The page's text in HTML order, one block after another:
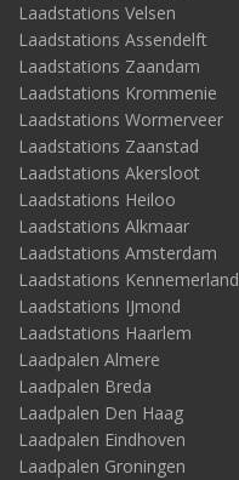
Laadstations Velsen
Laadstations Assendelft
Laadstations Zaandam
Laadstations Krommenie
Laadstations Wormerveer
Laadstations Zaanstad
Laadstations Akersloot
Laadstations Heiloo
Laadstations Alkmaar
Laadstations Amsterdam
Laadstations Kennemerland
Laadstations IJmond
Laadstations Haarlem
Laadpalen Almere
Laadpalen Breda
Laadpalen Den Haag
Laadpalen Eindhoven
Laadpalen Groningen